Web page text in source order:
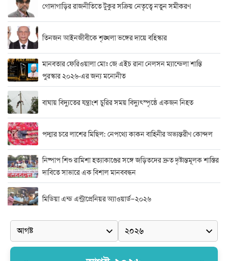
গোদাগাড়ির রাজনীতিতে টুকুর সক্রিয় নেতৃত্বে নতুন সমীকরণ
তিনজন আইনজীবীকে শৃঙ্খলা ভঙ্গের দায়ে বহিস্কার
মানবতার ফেরিওয়ালা মোঃ জে এইচ রানা নেলসন ম্যান্ডেলা শান্তি
পুরস্কার ২০২৬-এর জন্য মনোনীত
বাঘায় বিদ্যুতের যন্ত্রাংশ চুরির সময় বিদ্যুৎস্পৃষ্ঠে একজন নিহত
পদ্মার চরে লাশের মিছিল: নেপথ্যে কাকন বাহিনীর অভ্যন্তরীণ কোন্দল
নিষ্পাপ শিশু রামিশা হত্যাকাণ্ডের সঙ্গে জড়িতদের দ্রুত দৃষ্টান্তমূলক শাস্তির
দাবিতে সাভারে এক বিশাল মানববন্ধন
মিডিয়া এন্ড এন্ট্রাপ্রেনিয়র অ্যাওয়ার্ড–২০২৬
দুর্নীতি ও অনিয়মের অভিযোগে অভিযুক্ত সাব-রেজিস্ট্রার মো. জাকির